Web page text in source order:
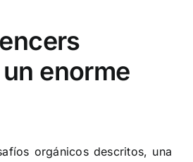
enorme
orgánicos descritos, una